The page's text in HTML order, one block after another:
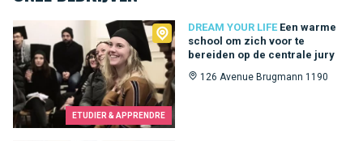
ETUDIER & APPRENDRE
DREAM YOUR LIFE Een warme
school om zich voor te
bereiden op de centrale jury
126 Avenue Brugmann 1190
Dream Your Life